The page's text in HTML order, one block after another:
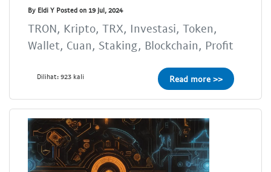
By Eldi Y Posted on 19 Jul, 2024
TRON, Kripto, TRX, Investasi, Token,
Wallet, Cuan, Staking, Blockchain, Profit
Dilihat: 923 kali Read more >>